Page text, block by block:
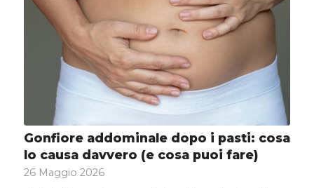
Gonfiore addominale dopo i pasti: cosa
lo causa davvero (e cosa puoi fare)
26 Maggio 2026